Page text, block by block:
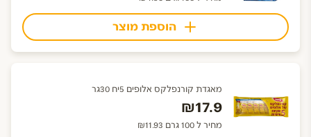
הוספת מוצר
מאגדת קורנפלקס אלופים 5יח 30גר
₪17.9
מחיר ל 100 גרם ₪11.93